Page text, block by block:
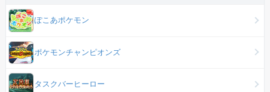
ぽこあポケモン
ポケモンチャンピオンズ
タスクバーヒーロー